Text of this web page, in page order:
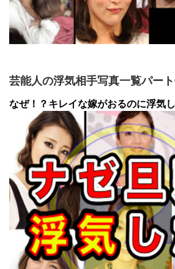
芸能人の浮気相手写真一覧パー
なぜ！？キレイな嫁がおるのに浮気